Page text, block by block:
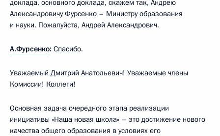
доклада, основного доклада, скажем так, Андрею
Александровичу Фурсенко – Министру образования
и науки. Пожалуйста, Андрей Александрович.
А.Фурсенко: Спасибо.
Уважаемый Дмитрий Анатольевич! Уважаемые члены
Комиссии! Коллеги!
Основная задача очередного этапа реализации
инициативы «Наша новая школа» – это достижение нового
качества общего образования в условиях его